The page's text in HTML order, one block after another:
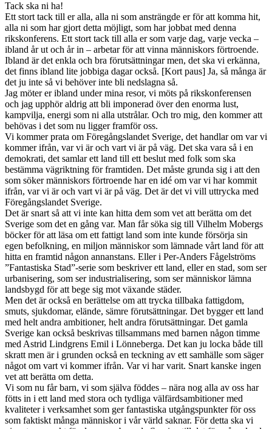
Tack ska ni ha!
Ett stort tack till er alla, alla ni som ansträngde er för att komma hit,
alla ni som har gjort detta möjligt, som har jobbat med denna
rikskonferens. Ett stort tack till alla er som varje dag, varje vecka –
ibland år ut och år in – arbetar för att vinna människors förtroende.
Ibland är det enkla och bra förutsättningar men, det ska vi erkänna,
det finns ibland lite jobbiga dagar också. [Kort paus] Ja, så många är
det ju inte så vi behöver inte bli nedslagna så.
Jag möter er ibland under mina resor, vi möts på rikskonferensen
och jag upphör aldrig att bli imponerad över den enorma lust,
kampvilja, energi som ni alla utstrålar. Och tro mig, den kommer att
behövas i det som nu ligger framför oss.
Vi kommer prata om Föregångslandet Sverige, det handlar om var vi
kommer ifrån, var vi är och vart vi är på väg. Det ska vara så i en
demokrati, det samlar ett land till ett beslut med folk som ska
bestämma vägriktning för framtiden. Det måste grunda sig i att den
som söker människors förtroende har en idé om var vi har kommit
ifrån, var vi är och vart vi är på väg. Det är det vi vill uttrycka med
Föregångslandet Sverige.
Det är snart så att vi inte kan hitta dem som vet att berätta om det
Sverige som det en gång var. Man får söka sig till Vilhelm Mobergs
böcker för att läsa om ett fattigt land som inte kunde försörja sin
egen befolkning, en miljon människor som lämnade vårt land för att
hitta en framtid någon annanstans. Eller i Per-Anders Fågelströms
”Fantastiska Stad”-serie som beskriver ett land, eller en stad, som ser
urbanisering, som ser industrialisering, som ser människor lämna
landsbygd för att bege sig mot växande städer.
Men det är också en berättelse om att trycka tillbaka fattigdom,
smuts, sjukdomar, elände, sämre förutsättningar. Det bygger ett land
med helt andra ambitioner, helt andra förutsättningar. Det gamla
Sverige kan också beskrivas tillsammans med barnen någon timme
med Astrid Lindgrens Emil i Lönneberga. Det kan ju locka både till
skratt men är i grunden också en teckning av ett samhälle som säger
något om vart vi kommer ifrån. Var vi har varit. Snart kanske ingen
vet att berätta om detta.
Vi som nu får barn, vi som själva föddes – nära nog alla av oss har
fötts in i ett land med stora och tydliga välfärdsambitioner med
kvaliteter i verksamhet som ger fantastiska utgångspunkter för oss
som faktiskt många människor i vår värld saknar. För detta ska vi